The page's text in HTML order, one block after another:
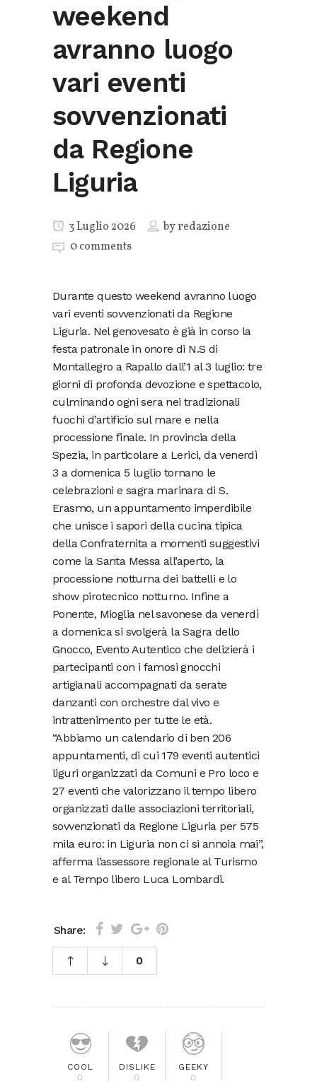
weekend
avranno luogo
vari eventi
sovvenzionati
da Regione
Liguria
3 Luglio 2026 byredazione
0 comments
Durante questo weekend avranno luogo
vari eventi sovvenzionati da Regione
Liguria. Nel genovesato è già in corso la
festa patronale in onore di N.S di
Montallegro a Rapallo dall’1 al 3 luglio: tre
giorni di profonda devozione e spettacolo,
culminando ogni sera nei tradizionali
fuochi d’artificio sul mare e nella
processione finale. In provincia della
Spezia, in particolare a Lerici, da venerdì
3 a domenica 5 luglio tornano le
celebrazioni e sagra marinara di S.
Erasmo, un appuntamento imperdibile
che unisce i sapori della cucina tipica
della Confraternita a momenti suggestivi
come la Santa Messa all’aperto, la
processione notturna dei battelli e lo
show pirotecnico notturno. Infine a
Ponente, Mioglia nel savonese da venerdì
a domenica si svolgerà la Sagra dello
Gnocco, Evento Autentico che delizierà i
partecipanti con i famosi gnocchi
artigianali accompagnati da serate
danzanti con orchestre dal vivo e
intrattenimento per tutte le età.
“Abbiamo un calendario di ben 206
appuntamenti, di cui 179 eventi autentici
liguri organizzati da Comuni e Pro loco e
27 eventi che valorizzano il tempo libero
organizzati dalle associazioni territoriali,
sovvenzionati da Regione Liguria per 575
mila euro: in Liguria non ci si annoia mai”,
afferma l’assessore regionale al Turismo
e al Tempo libero Luca Lombardi.
Share:
0
COOL
0
DISLIKE
0
GEEKY
0